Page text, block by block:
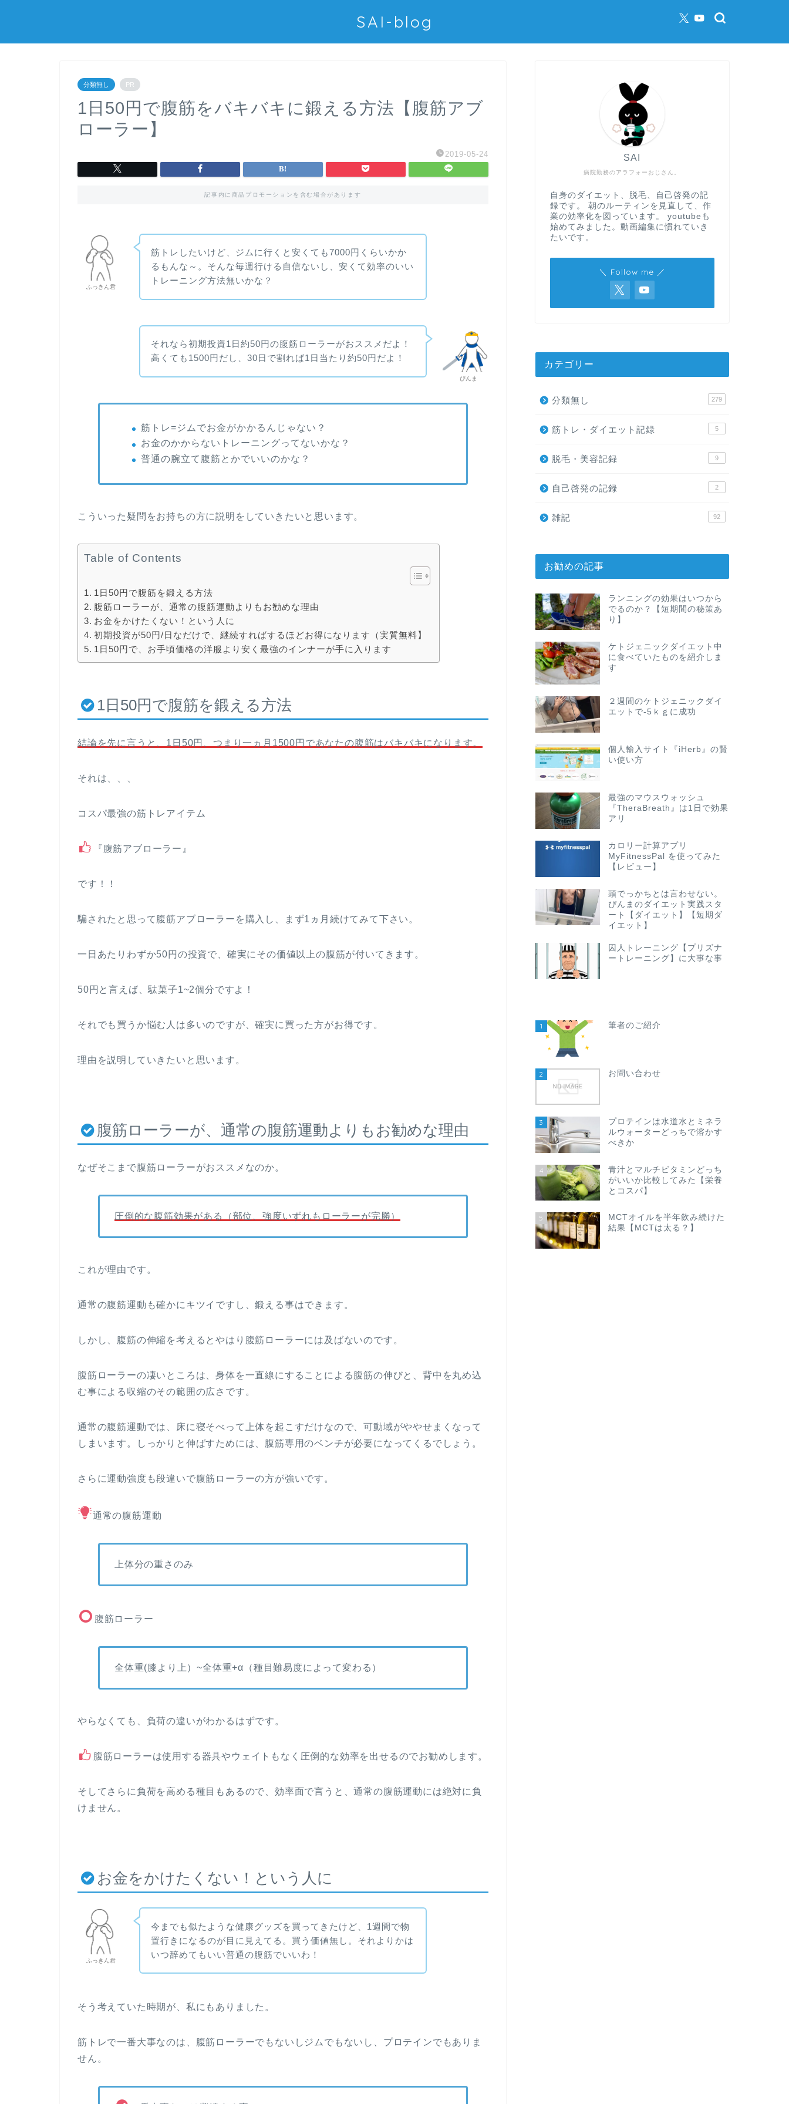
SAI-blog
分類無し PR
1日50円で腹筋をバキバキに鍛える方法【腹筋アブ
ローラー】
2019-05-24
記事内に商品プロモーションを含む場合があります
ふっきん君
筋トレしたいけど、ジムに行くと安くても7000円くらいかか
るもんな～。そんな毎週行ける自信ないし、安くて効率のいい
トレーニング方法無いかな？
ぴんま
それなら初期投資1日約50円の腹筋ローラーがおススメだよ！
高くても1500円だし、30日で割れば1日当たり約50円だよ！
筋トレ=ジムでお金がかかるんじゃない？
お金のかからないトレーニングってないかな？
普通の腕立て腹筋とかでいいのかな？
こういった疑問をお持ちの方に説明をしていきたいと思います。
Table of Contents
1日50円で腹筋を鍛える方法
腹筋ローラーが、通常の腹筋運動よりもお勧めな理由
お金をかけたくない！という人に
初期投資が50円/日なだけで、継続すればするほどお得になります（実質無料】
1日50円で、お手頃価格の洋服より安く最強のインナーが手に入ります
1日50円で腹筋を鍛える方法
結論を先に言うと、1日50円、つまり一ヵ月1500円であなたの腹筋はバキバキになります。
それは、、、
コスパ最強の筋トレアイテム
『腹筋アブローラー』
です！！
騙されたと思って腹筋アブローラーを購入し、まず1ヵ月続けてみて下さい。
一日あたりわずか50円の投資で、確実にその価値以上の腹筋が付いてきます。
50円と言えば、駄菓子1~2個分ですよ！
それでも買うか悩む人は多いのですが、確実に買った方がお得です。
理由を説明していきたいと思います。
腹筋ローラーが、通常の腹筋運動よりもお勧めな理由
なぜそこまで腹筋ローラーがおススメなのか。
圧倒的な腹筋効果がある（部位、強度いずれもローラーが完勝）
これが理由です。
通常の腹筋運動も確かにキツイですし、鍛える事はできます。
しかし、腹筋の伸縮を考えるとやはり腹筋ローラーには及ばないのです。
腹筋ローラーの凄いところは、身体を一直線にすることによる腹筋の伸びと、背中を丸め込
む事による収縮のその範囲の広さです。
通常の腹筋運動では、床に寝そべって上体を起こすだけなので、可動域がややせまくなって
しまいます。しっかりと伸ばすためには、腹筋専用のベンチが必要になってくるでしょう。
さらに運動強度も段違いで腹筋ローラーの方が強いです。
通常の腹筋運動
上体分の重さのみ
腹筋ローラー
全体重(膝より上）~全体重+α（種目難易度によって変わる）
やらなくても、負荷の違いがわかるはずです。
腹筋ローラーは使用する器具やウェイトもなく圧倒的な効率を出せるのでお勧めします。
そしてさらに負荷を高める種目もあるので、効率面で言うと、通常の腹筋運動には絶対に負
けません。
お金をかけたくない！という人に
ふっきん君
今までも似たような健康グッズを買ってきたけど、1週間で物
置行きになるのが目に見えてる。買う価値無し。それよりかは
いつ辞めてもいい普通の腹筋でいいわ！
そう考えていた時期が、私にもありました。
筋トレで一番大事なのは、腹筋ローラーでもないしジムでもないし、プロテインでもありま
せん。
病院勤務のアラフォーおじさん。
SAI
自身のダイエット、脱毛、自己啓発の記
録です。 朝のルーティンを見直して、作
業の効率化を図っています。 youtubeも
始めてみました。動画編集に慣れていき
たいです。
＼ Follow me ／
カテゴリー
分類無し 279
筋トレ・ダイエット記録 5
脱毛・美容記録 9
自己啓発の記録 2
雑記 92
お勧めの記事
ランニングの効果はいつから
でるのか？【短期間の秘策あ
り】
ケトジェニックダイエット中
に食べていたものを紹介しま
す
２週間のケトジェニックダイ
エットで-5ｋｇに成功
個人輸入サイト『iHerb』の賢
い使い方
最強のマウスウォッシュ
『TheraBreath』は1日で効果
アリ
カロリー計算アプリ
MyFitnessPal を使ってみた
【レビュー】
頭でっかちとは言わせない。
ぴんまのダイエット実践スタ
ート【ダイエット】【短期ダ
イエット】
囚人トレーニング【プリズナ
ートレーニング】に大事な事
1 筆者のご紹介
2 お問い合わせ
3
プロテインは水道水とミネラ
ルウォーターどっちで溶かす
べきか
4
青汁とマルチビタミンどっち
がいいか比較してみた【栄養
とコスパ】
5
MCTオイルを半年飲み続けた
結果【MCTは太る？】